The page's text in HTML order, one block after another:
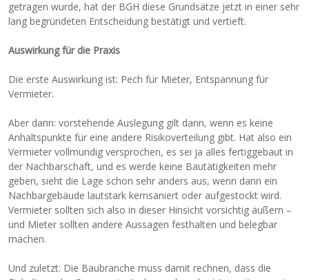
getragen wurde, hat der BGH diese Grundsätze jetzt in einer sehr
lang begründeten Entscheidung bestätigt und vertieft.
Auswirkung für die Praxis
Die erste Auswirkung ist: Pech für Mieter, Entspannung für
Vermieter.
Aber dann: vorstehende Auslegung gilt dann, wenn es keine
Anhaltspunkte für eine andere Risikoverteilung gibt. Hat also ein
Vermieter vollmundig versprochen, es sei ja alles fertiggebaut in
der Nachbarschaft, und es werde keine Bautätigkeiten mehr
geben, sieht die Lage schon sehr anders aus, wenn dann ein
Nachbargebäude lautstark kernsaniert oder aufgestockt wird.
Vermieter sollten sich also in dieser Hinsicht vorsichtig äußern –
und Mieter sollten andere Aussagen festhalten und belegbar
machen.
Und zuletzt: Die Baubranche muss damit rechnen, dass die